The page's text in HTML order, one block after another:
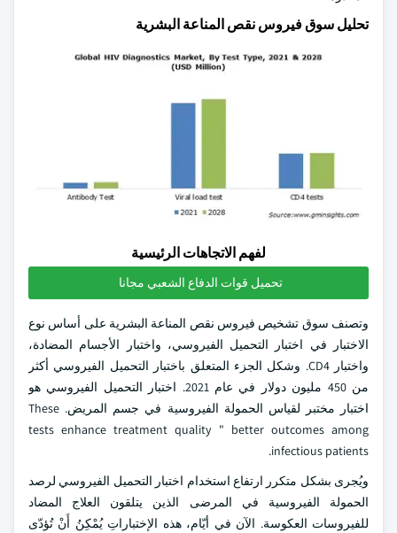
تحليل سوق فيروس نقص المناعة البشرية
لفهم الاتجاهات الرئيسية
تحميل قوات الدفاع الشعبي مجانا
وتصنف سوق تشخيص فيروس نقص المناعة البشرية على أساس نوع
الاختبار في اختبار التحميل الفيروسي، واختبار الأجسام المضادة،
واختبار CD4. وشكل الجزء المتعلق باختبار التحميل الفيروسي أكثر
من 450 مليون دولار في عام 2021. اختبار التحميل الفيروسي هو
اختبار مختبر لقياس الحمولة الفيروسية في جسم المريض. These
tests enhance treatment quality " better outcomes among
infectious patients.
ويُجرى بشكل متكرر ارتفاع استخدام اختبار التحميل الفيروسي لرصد
الحمولة الفيروسية في المرضى الذين يتلقون العلاج المضاد
للفيروسات العكوسة. الآن في أيّام، هذه الإختباراتِ يُمْكِنُ أَنْ تُؤدّى